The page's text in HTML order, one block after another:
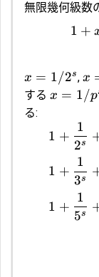
無限幾何級数
1 +
x = 1/2s, x
する x = 1/p
る:
1 +
2s
1
1 +
3s
1
1 +
5s
1